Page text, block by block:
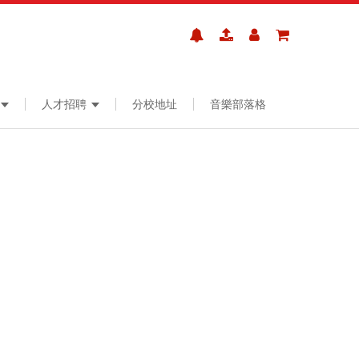
人才招聘 分校地址 音樂部落格